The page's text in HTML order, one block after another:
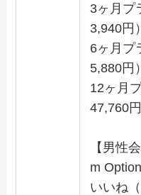
3ヶ月プ
3,940円）
6ヶ月プ
5,880円）
12ヶ月
47,760円
【男性
m Option
いいね